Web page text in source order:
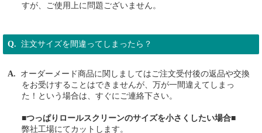
すが、ご使用上に問題ございません。
注文サイズを間違ってしまったら？
オーダーメード商品に関しましてはご注文受付後の返品や交換
をお受けすることはできませんが、万が一間違えてしまっ
た！という場合は、すぐにご連絡下さい。
■つっぱりロールスクリーンのサイズを小さくしたい場合■
弊社工場にてカットします。